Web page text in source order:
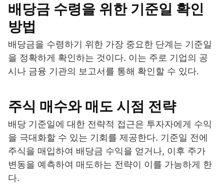
배당금 수령을 위한 기준일 확인
방법
배당금을 수령하기 위한 가장 중요한 단계는 기준일
을 정확하게 확인하는 것이다. 이는 주로 기업의 공
시나 금융 기관의 보고서를 통해 확인할 수 있다.
주식 매수와 매도 시점 전략
배당 기준일에 대한 전략적 접근은 투자자에게 수익
을 극대화할 수 있는 기회를 제공한다. 기준일 전에
주식을 매입하여 배당금 수익을 얻거나, 이후 주가
변동을 예측하여 매도하는 전략이 이를 가능하게 한
다.